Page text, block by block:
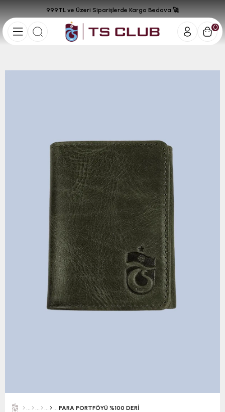
0
999TL ve Üzeri Siparişlerde Kargo Bedava 🚀
PARA PORTFÖYÜ %100 DERİ